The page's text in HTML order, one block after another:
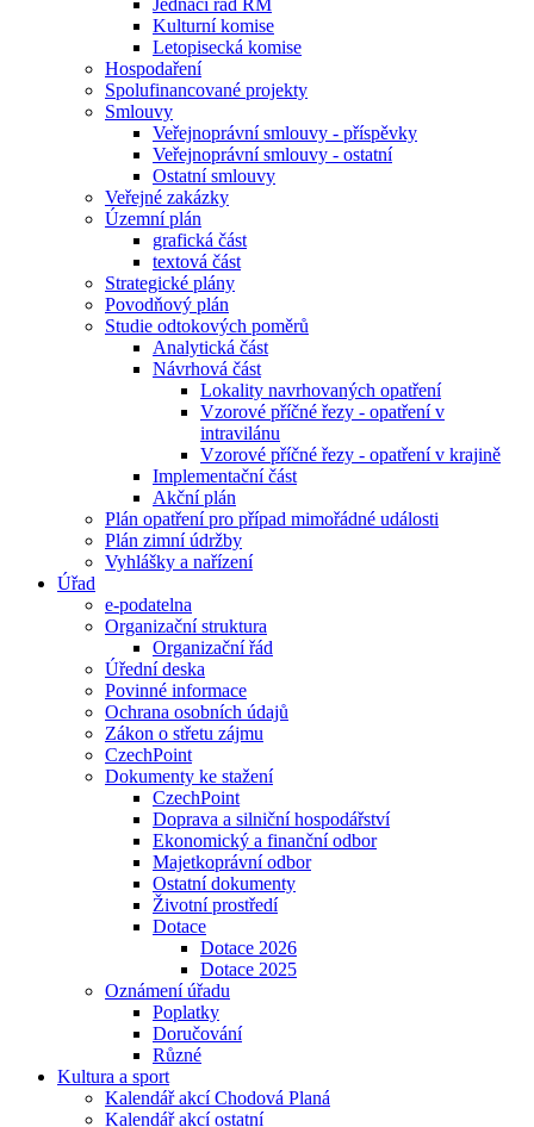
Jednací řád RM
Kulturní komise
Letopisecká komise
Hospodaření
Spolufinancované projekty
Smlouvy
Veřejnoprávní smlouvy - příspěvky
Veřejnoprávní smlouvy - ostatní
Ostatní smlouvy
Veřejné zakázky
Územní plán
grafická část
textová část
Strategické plány
Povodňový plán
Studie odtokových poměrů
Analytická část
Návrhová část
Lokality navrhovaných opatření
Vzorové příčné řezy - opatření v
intravilánu
Vzorové příčné řezy - opatření v krajině
Implementační část
Akční plán
Plán opatření pro případ mimořádné události
Plán zimní údržby
Vyhlášky a nařízení
Úřad
e-podatelna
Organizační struktura
Organizační řád
Úřední deska
Povinné informace
Ochrana osobních údajů
Zákon o střetu zájmu
CzechPoint
Dokumenty ke stažení
CzechPoint
Doprava a silniční hospodářství
Ekonomický a finanční odbor
Majetkoprávní odbor
Ostatní dokumenty
Životní prostředí
Dotace
Dotace 2026
Dotace 2025
Oznámení úřadu
Poplatky
Doručování
Různé
Kultura a sport
Kalendář akcí Chodová Planá
Kalendář akcí ostatní